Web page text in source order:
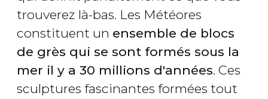
trouverez là-bas. Les Météores
constituent un ensemble de blocs
de grès qui se sont formés sous la
mer il y a 30 millions d'années. Ces
sculptures fascinantes formées tout